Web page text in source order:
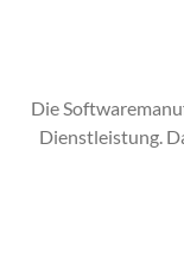
Die
Dienstleistung.